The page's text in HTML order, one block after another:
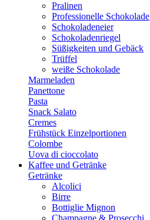
Pralinen
Professionelle Schokolade
Schokoladeneier
Schokoladenriegel
Süßigkeiten und Gebäck
Trüffel
weiße Schokolade
Marmeladen
Panettone
Pasta
Snack Salato
Cremes
Frühstück Einzelportionen
Colombe
Uova di cioccolato
Kaffee und Getränke
Getränke
Alcolici
Birre
Bottiglie Mignon
Champagne & Prosecchi